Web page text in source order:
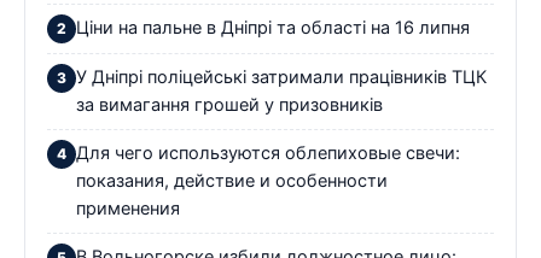
Ціни на пальне в Дніпрі та області на 16 липня
У Дніпрі поліцейські затримали працівників ТЦК
за вимагання грошей у призовників
Для чего используются облепиховые свечи:
показания, действие и особенности
применения